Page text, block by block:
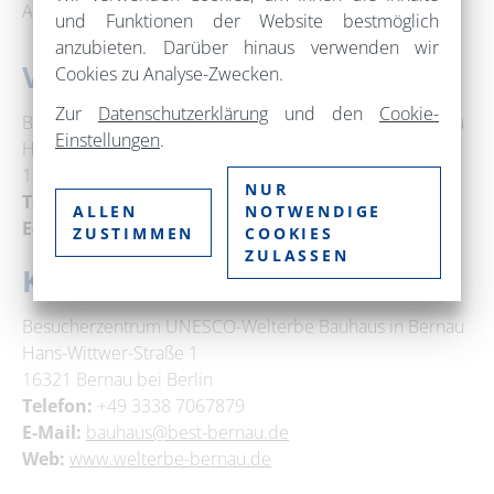
Absprache möglich._
Veranstaltungsort
Besucherzentrum UNESCO-Welterbe Bauhaus in Bernau
Hans-Wittwer-Straße 1
16321 Bernau bei Berlin
Telefon: +49 3338 7067879
E-Mail:bauhaus@best-bernau.de
Kontakt
Besucherzentrum UNESCO-Welterbe Bauhaus in Bernau
Hans-Wittwer-Straße 1
16321 Bernau bei Berlin
Telefon: +49 3338 7067879
E-Mail: bauhaus@best-bernau.de
Web: www.welterbe-bernau.de
und Funktionen der Website bestmöglich
anzubieten. Darüber hinaus verwenden wir
Cookies zu Analyse-Zwecken.
Zur Datenschutzerklärung und den Cookie-
Einstellungen.
ALLEN
ZUSTIMMEN
NUR
NOTWENDIGE
COOKIES
ZULASSEN